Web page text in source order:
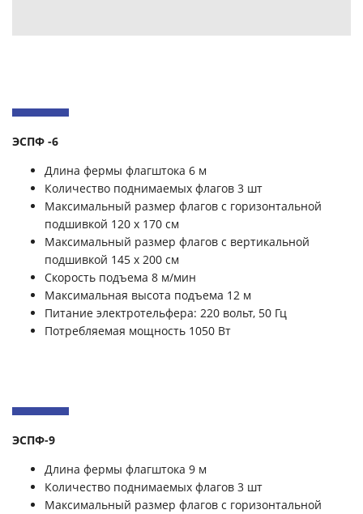
ЭСПФ -6
Длина фермы флагштока 6 м
Количество поднимаемых флагов 3 шт
Максимальный размер флагов с горизонтальной
подшивкой 120 х 170 см
Максимальный размер флагов с вертикальной
подшивкой 145 х 200 см
Скорость подъема 8 м/мин
Максимальная высота подъема 12 м
Питание электротельфера: 220 вольт, 50 Гц
Потребляемая мощность 1050 Вт
ЭСПФ-9
Длина фермы флагштока 9 м
Количество поднимаемых флагов 3 шт
Максимальный размер флагов с горизонтальной